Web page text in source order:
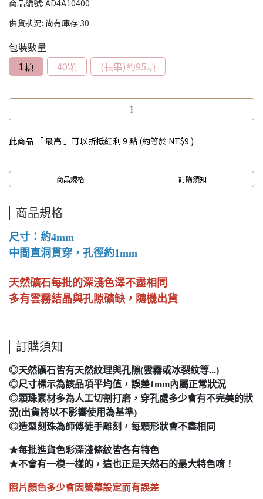
商品編號: AD4A10400
供貨狀況: 尚有庫存 30
包裝數量
1顆
40顆 (長串)約95顆
此商品 「 最高 」可以折抵紅利 9 點 (約等於 NT$9 )
商品規格 訂購須知
商品規格
尺寸：約4mm
中間直洞貫穿，孔徑約1mm
天然礦石每批的深淺色澤不盡相同
多有雲霧結晶與孔隙礦缺，隨機出貨
訂購須知
◎天然礦石皆有天然紋理與孔隙(雲霧或冰裂紋等...)
◎尺寸標示為該品項平均值，誤差1mm內屬正常狀況
◎顆珠素材多為人工切割打磨，穿孔處多少會有不完美的狀
況(出貨將以不影響使用為基準)
◎造型刻珠為師傅徒手雕刻，每顆形狀會不盡相同
★每批進貨色彩深淺條紋皆各有特色
★不會有一模一樣的，這也正是天然石的最大特色唷！
照片顏色多少會因螢幕設定而有誤差